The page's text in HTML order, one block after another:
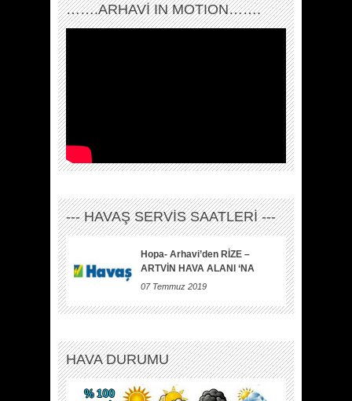
…….ARHAVI IN MOTION…….
--- HAVAŞ SERVİS SAATLERİ ---
Hopa- Arhavi’den RİZE –
ARTVİN HAVA ALANI ‘NA
07 Temmuz 2019
HAVA DURUMU